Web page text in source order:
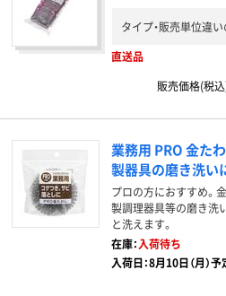
タイプ・販売単位違
直送品
販売価格(税
業務用 PRO 金た
製器具の磨き洗い
プロの方におすすめ。
製調理器具等の磨き洗
と洗えます。
在庫：入荷待ち
入荷日：8月10日（月）予